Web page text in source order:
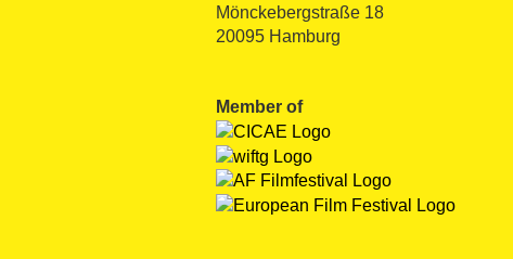
Mönckebergstraße 18
20095 Hamburg
Member of